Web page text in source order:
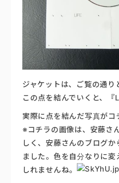
ジャケットは、ご覧の通り
この点を結んでいくと、『
実際に点を結んだ写真が
※コチラの画像は、安藤さ
しく、安藤さんのブログ
ました。色を自分なりに変
しれませんね。